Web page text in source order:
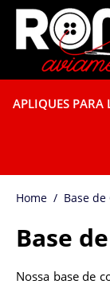
APLIQUES PARA
Base de
Base
Nossa base de